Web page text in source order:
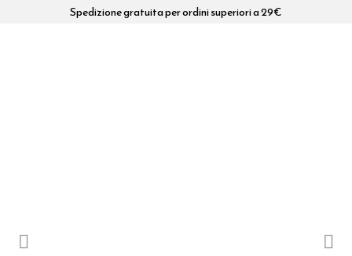
Spedizione gratuita per ordini superiori a 29€